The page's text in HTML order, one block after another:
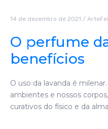
14 de dezembro de 2021 /
O perfume
benefícios
O uso da lavanda é
ambientes e nossos
curativos do físico e da alma